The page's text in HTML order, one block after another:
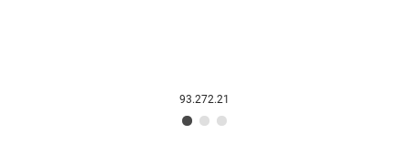
93.272.21